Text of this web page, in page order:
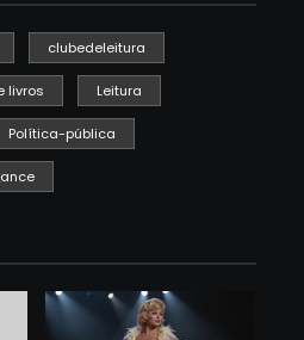
clubedeleitura
livros Leitura
Política-pública